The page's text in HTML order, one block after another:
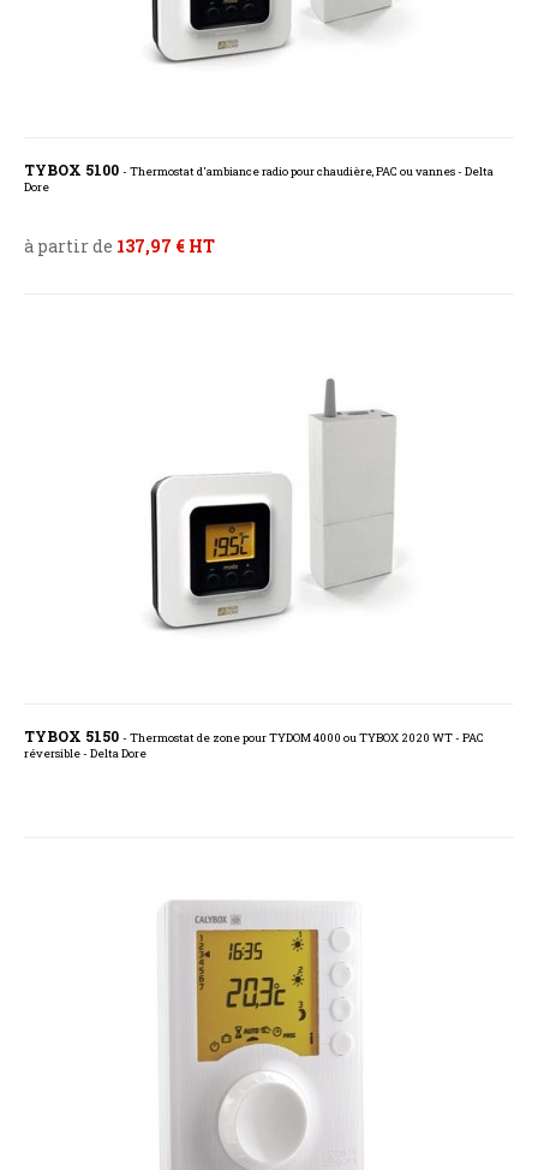
TYBOX 5100 - Thermostat d'ambiance radio pour chaudière, PAC ou vannes - Delta
Dore
à partir de 137,97 € HT
TYBOX 5150 - Thermostat de zone pour TYDOM 4000 ou TYBOX 2020 WT - PAC
réversible - Delta Dore